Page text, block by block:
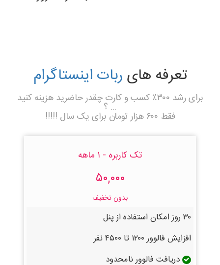
تعرفه هایربات اینستاگرام
برای رشد ۳۰۰٪ کسب و کارت چقدر حاضرید هزینه کنید
... ؟
فقط ۶۰۰ هزار تومان برای یک سال !!!!!
تک کاربره - ۱ ماهه
۵۰,۰۰۰
بدون تخفیف
۳۰ روز امکان استفاده از پنل
افزایش فالوور ۱۲۰۰ تا ۴۵۰۰ نفر
دریافت فالوور نامحدود